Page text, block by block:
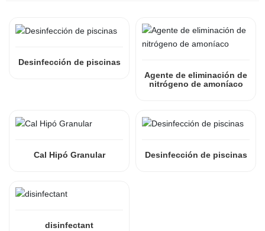
Desinfección de piscinas
Agente de eliminación de
nitrógeno de amoníaco
Cal Hipó Granular Desinfección de piscinas
disinfectant